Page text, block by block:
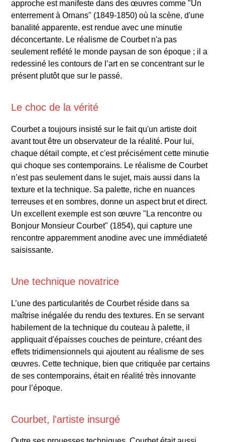
approche est manifeste dans des œuvres comme "Un
enterrement à Ornans" (1849-1850) où la scène, d'une
banalité apparente, est rendue avec une minutie
déconcertante. Le réalisme de Courbet n'a pas
seulement reflété le monde paysan de son époque ; il a
redessiné les contours de l’art en se concentrant sur le
présent plutôt que sur le passé.
Le choc de la vérité
Courbet a toujours insisté sur le fait qu'un artiste doit
avant tout être un observateur de la réalité. Pour lui,
chaque détail compte, et c'est précisément cette minutie
qui choque ses contemporains. Le réalisme de Courbet
n’est pas seulement dans le sujet, mais aussi dans la
texture et la technique. Sa palette, riche en nuances
terreuses et en sombres, donne un aspect brut et direct.
Un excellent exemple est son œuvre "La rencontre ou
Bonjour Monsieur Courbet" (1854), qui capture une
rencontre apparemment anodine avec une immédiateté
saisissante.
Une technique novatrice
L’une des particularités de Courbet réside dans sa
maîtrise inégalée du rendu des textures. En se servant
habilement de la technique du couteau à palette, il
appliquait d'épaisses couches de peinture, créant des
effets tridimensionnels qui ajoutent au réalisme de ses
œuvres. Cette technique, bien que critiquée par certains
de ses contemporains, était en réalité très innovante
pour l’époque.
Courbet, l'artiste insurgé